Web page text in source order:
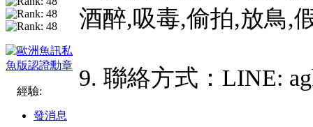
經驗:
發消息
酒醉,吸毒,偷拍,放鳥,
9. 聯絡方式：LINE: